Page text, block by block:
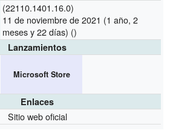
(22110.1401.16.0)
11 de noviembre de 2021 (1 año, 2
meses y 22 días) ()
Lanzamientos
Microsoft Store
Enlaces
Sitio web oficial